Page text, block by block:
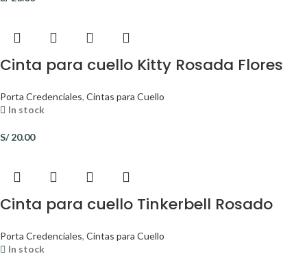
Cinta para cuello Kitty Rosada Flores
Porta Credenciales, Cintas para Cuello
In stock
S/20.00
Cinta para cuello Tinkerbell Rosado
Porta Credenciales, Cintas para Cuello
In stock